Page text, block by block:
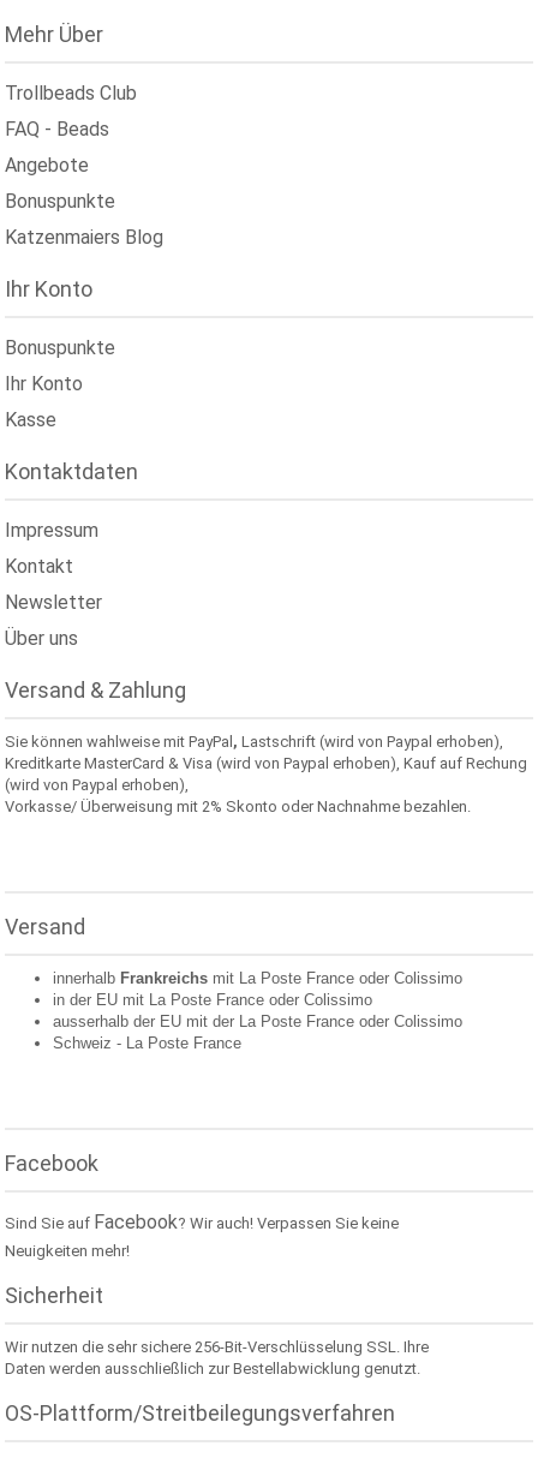
Mehr Über
Trollbeads Club
FAQ - Beads
Angebote
Bonuspunkte
Katzenmaiers Blog
Ihr Konto
Bonuspunkte
Ihr Konto
Kasse
Kontaktdaten
Impressum
Kontakt
Newsletter
Über uns
Versand & Zahlung
Sie können wahlweise mit PayPal,Lastschrift (wird von Paypal erhoben),
Kreditkarte MasterCard & Visa (wird von Paypal erhoben), Kauf auf Rechung
(wird von Paypal erhoben),
Vorkasse/ Überweisung mit 2% Skonto oder Nachnahme bezahlen.
Versand
innerhalb Frankreichs mit La Poste France oderColissimo
in der EU mit La Poste France oderColissimo
ausserhalb der EU mit der La Poste France oderColissimo
Schweiz - La Poste France
Facebook
Sind Sie auf Facebook? Wir auch! Verpassen Sie keine
Neuigkeiten mehr!
Sicherheit
Wir nutzen die sehr sichere 256-Bit-Verschlüsselung SSL. Ihre
Daten werden ausschließlich zur Bestellabwicklung genutzt.
OS-Plattform/Streitbeilegungsverfahren